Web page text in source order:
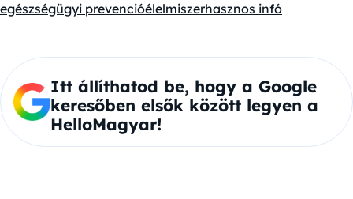
egészségügyi prevencióélelmiszerhasznos infó
Itt állíthatod be, hogy a Google
keresőben elsők között legyen a
HelloMagyar!